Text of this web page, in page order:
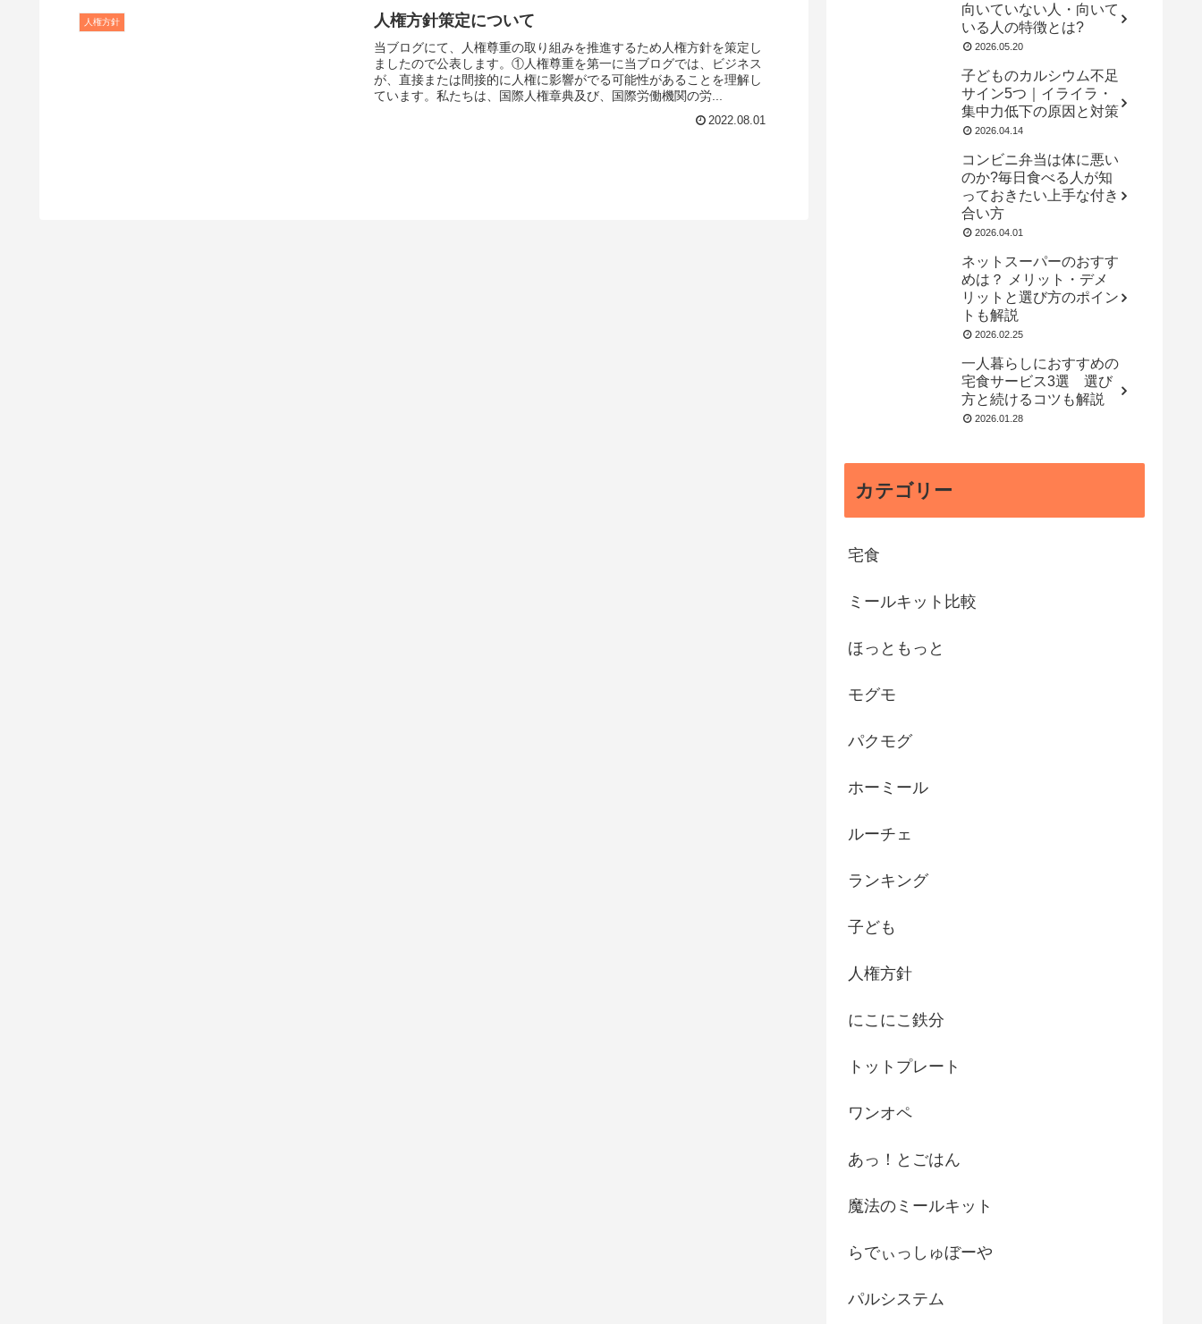
人権方針 人権方針策定について
当ブログにて、人権尊重の取り組みを推進するため人権方針を策定し
ましたので公表します。①人権尊重を第一に当ブログでは、ビジネス
が、直接または間接的に人権に影響がでる可能性があることを理解し
ています。私たちは、国際人権章典及び、国際労働機関の労...
2022.08.01
向いていない人・向いて
いる人の特徴とは?
2026.05.20
子どものカルシウム不足
サイン5つ｜イライラ・
集中力低下の原因と対策
2026.04.14
コンビニ弁当は体に悪い
のか?毎日食べる人が知
っておきたい上手な付き
合い方
2026.04.01
ネットスーパーのおすす
めは？ メリット・デメ
リットと選び方のポイン
トも解説
2026.02.25
一人暮らしにおすすめの
宅食サービス3選 選び
方と続けるコツも解説
2026.01.28
カテゴリー
宅食
ミールキット比較
ほっともっと
モグモ
パクモグ
ホーミール
ルーチェ
ランキング
子ども
人権方針
にこにこ鉄分
トットプレート
ワンオペ
あっ！とごはん
魔法のミールキット
らでぃっしゅぼーや
パルシステム